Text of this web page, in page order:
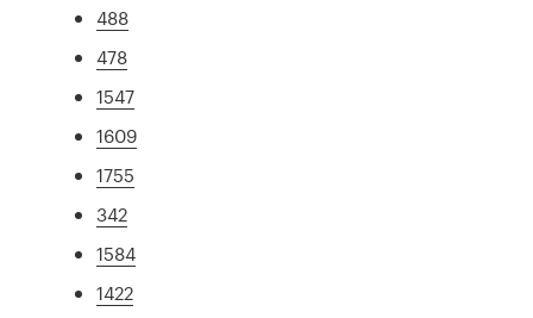
488
478
1547
1609
1755
342
1584
1422